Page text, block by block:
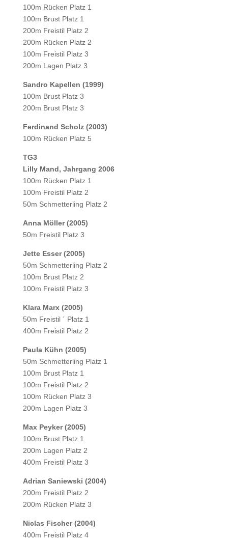
100m Rücken Platz 1
100m Brust Platz 1
200m Freistil Platz 2
200m Rücken Platz 2
100m Freistil Platz 3
200m Lagen Platz 3
Sandro Kapellen (1999)
100m Brust Platz 3
200m Brust Platz 3
Ferdinand Scholz (2003)
100m Rücken Platz 5
TG3
Lilly Mand, Jahrgang 2006
100m Rücken Platz 1
100m Freistil Platz 2
50m Schmetterling Platz 2
Anna Möller (2005)
50m Freistil Platz 3
Jette Esser (2005)
50m Schmetterling Platz 2
100m Brust Platz 2
100m Freistil Platz 3
Klara Marx (2005)
50m Freistil ´ Platz 1
400m Freistil Platz 2
Paula Kühn (2005)
50m Schmetterling Platz 1
100m Brust Platz 1
100m Freistil Platz 2
100m Rücken Platz 3
200m Lagen Platz 3
Max Peyker (2005)
100m Brust Platz 1
200m Lagen Platz 2
400m Freistil Platz 3
Adrian Saniewski (2004)
200m Freistil Platz 2
200m Rücken Platz 3
Niclas Fischer (2004)
400m Freistil Platz 4